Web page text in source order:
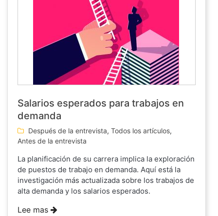
Salarios esperados para trabajos en
demanda
Después de la entrevista, Todos los artículos,
Antes de la entrevista
La planificación de su carrera implica la exploración
de puestos de trabajo en demanda. Aquí está la
investigación más actualizada sobre los trabajos de
alta demanda y los salarios esperados.
Lee mas